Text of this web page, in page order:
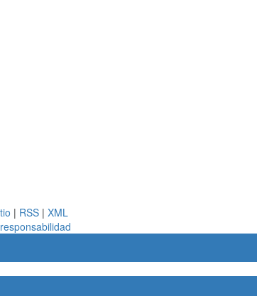
| RSS | XML